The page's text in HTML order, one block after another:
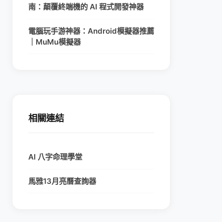
南：顛覆終端機的 AI 程式開發神器
電腦玩手游神器：Android模擬器推薦
｜MuMu模擬器
相關連結
AI 八字命理學堂
馬雅13月亮曆查詢器